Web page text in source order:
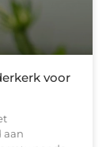
voor
aan